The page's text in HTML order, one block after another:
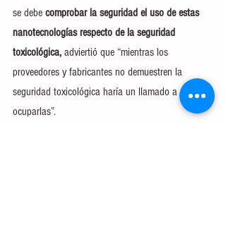
se debe comprobar la seguridad el uso de estas
nanotecnologías respecto de la seguridad
toxicológica, adviertió que “mientras los
proveedores y fabricantes no demuestren la
seguridad toxicológica haría un llamado a no
ocuparlas”.